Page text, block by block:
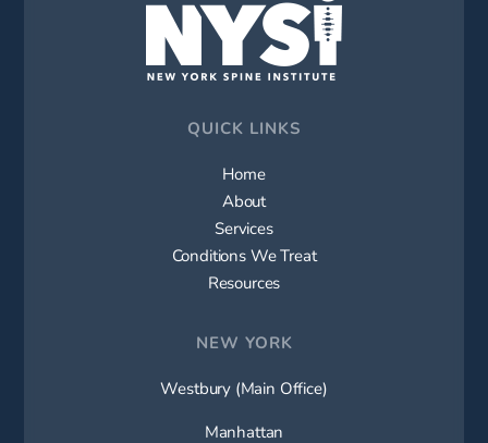
QUICK LINKS
Home
About
Services
Conditions We Treat
Resources
NEW YORK
Westbury (Main Office)
Manhattan